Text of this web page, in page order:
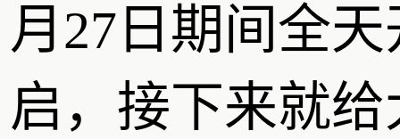
月27日期间全天
启，接下来就给